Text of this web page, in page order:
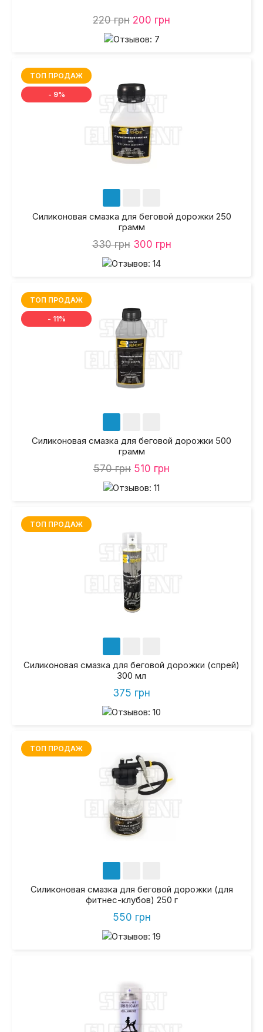
220 грн 200 грн
ТОП ПРОДАЖ
- 9%
Силиконовая смазка для беговой дорожки 250
грамм
330 грн 300 грн
ТОП ПРОДАЖ
- 11%
Силиконовая смазка для беговой дорожки 500
грамм
570 грн 510 грн
ТОП ПРОДАЖ
Силиконовая смазка для беговой дорожки (спрей)
300 мл
375 грн
ТОП ПРОДАЖ
Силиконовая смазка для беговой дорожки (для
фитнес-клубов) 250 г
550 грн